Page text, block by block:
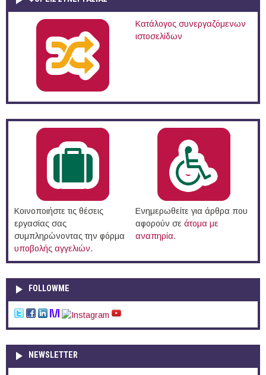
Κατάλογος συνεργαζόμενων
ιστοσελίδων
Κοινοποιήστε τις θέσεις
εργασίας σας
συμπληρώνοντας την φόρμα
υποβολής αγγελιών.
Ενημερωθείτε για άρθρα που
αφορούν σε άτομα με
αναπηρία.
FOLLOWME
NEWSLETTER